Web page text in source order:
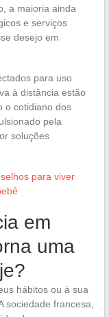
a maioria ainda
e serviços
desejo em
para uso
à distância estão
o cotidiano dos
pela
soluções
para viver
em
uma
hábitos ou à sua
sociedade francesa,